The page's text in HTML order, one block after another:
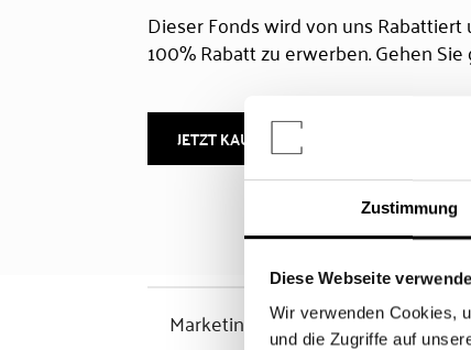
Zustimmung
Diese Webseite
Wir verwenden Cookies,
und die Zugriffe auf
Dieser Fonds wird von uns
100% Rabatt zu erwerben. Gehen
JETZT KAUFEN
Marketinghinweis